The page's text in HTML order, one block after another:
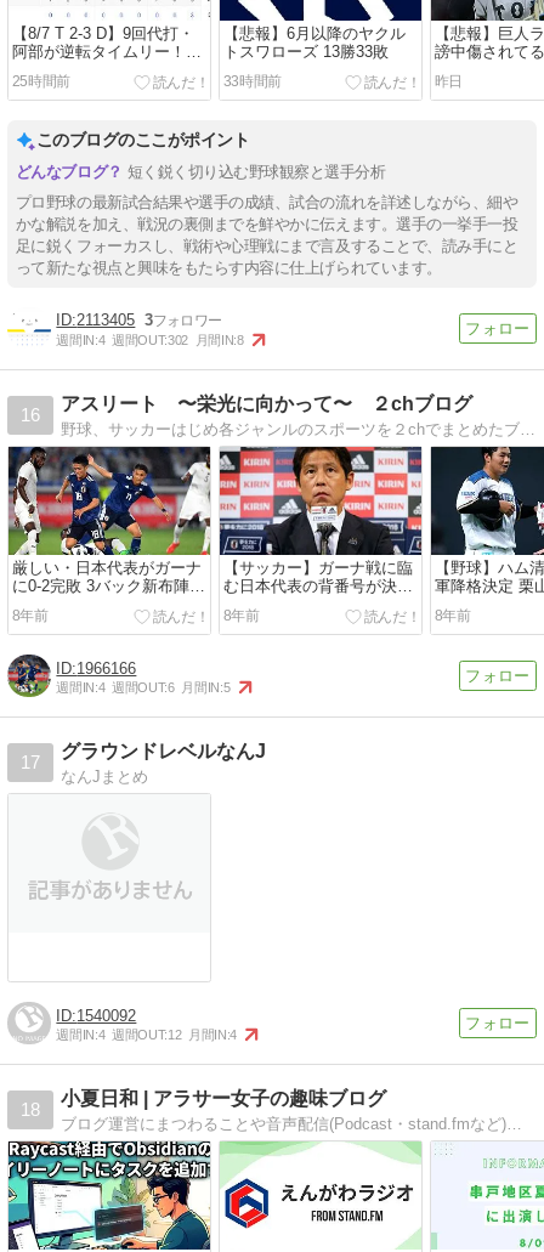
【8/7 T 2-3 D】9回代打・
阿部が逆転タイムリー！中
日逆転勝ちで4連勝！！
25時間前
【悲報】6月以降のヤクル
トスワローズ 13勝33敗
33時間前
【悲報】巨人
謗中傷されて
「家族を殺す
ージを送るの
昨日
このブログのここがポイント
短く鋭く切り込む野球観察と選手分析
プロ野球の最新試合結果や選手の成績、試合の流れを詳述しながら、細や
かな解説を加え、戦況の裏側までを鮮やかに伝えます。選手の一挙手一投
足に鋭くフォーカスし、戦術や心理戦にまで言及することで、読み手にと
って新たな視点と興味をもたらす内容に仕上げられています。
2113405 3
週間IN:4 週間OUT:302 月間IN:8
16
アスリート 〜栄光に向かって〜 ２chブログ
野球、サッカーはじめ各ジャンルのスポーツを２chでまとめたブログになってます。
厳しい・日本代表がガーナ
に0-2完敗 3バック新布陣機
能せず、3週間後のW杯初
戦へ不安残す
8年前
【サッカー】ガーナ戦に臨
む日本代表の背番号が決
定!! 6番は空き、24番以降
の4人は…
8年前
【野球】ハム
軍降格決定 栗
真っ白にして
打率・１７９
8年前
1966166
週間IN:4 週間OUT:6 月間IN:5
17
グラウンドレベルなんJ
なんJまとめ
1540092
週間IN:4 週間OUT:12 月間IN:4
18
小夏日和 | アラサー女子の趣味ブログ
ブログ運営にまつわることや音声配信(Podcast・stand.fmなど)、新商品のレビュー記事etc...アラサー女子の趣味ブログです！